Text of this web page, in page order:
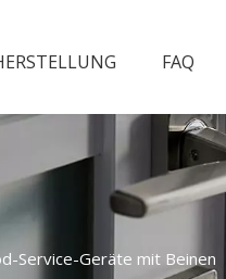
FAQ
Service-Geräte mit Beinen